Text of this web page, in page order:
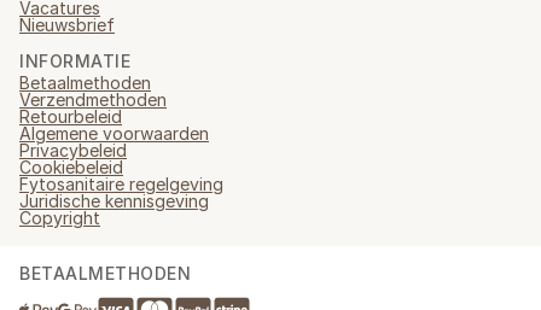
Vacatures
Nieuwsbrief
INFORMATIE
Betaalmethoden
Verzendmethoden
Retourbeleid
Algemene voorwaarden
Privacybeleid
Cookiebeleid
Fytosanitaire regelgeving
Juridische kennisgeving
Copyright
BETAALMETHODEN